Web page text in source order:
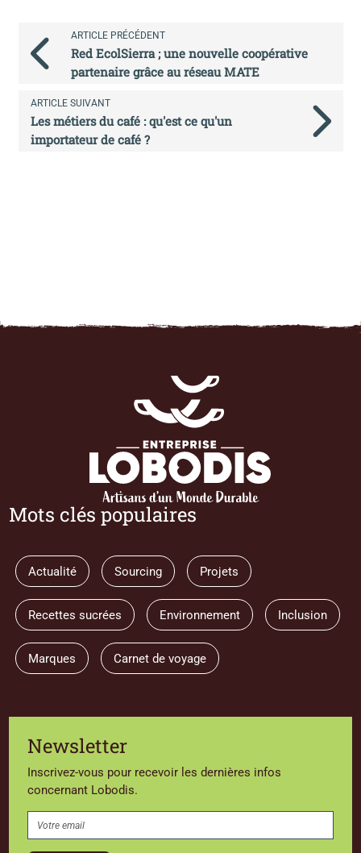
ARTICLE PRÉCÉDENT
Red EcolSierra ; une nouvelle coopérative
partenaire grâce au réseau MATE
ARTICLE SUIVANT
Les métiers du café : qu'est ce qu'un
importateur de café ?
Mots clés populaires
Actualité Sourcing Projets
Recettes sucrées Environnement Inclusion
Marques Carnet de voyage
Newsletter
Inscrivez-vous pour recevoir les dernières infos
concernant Lobodis.